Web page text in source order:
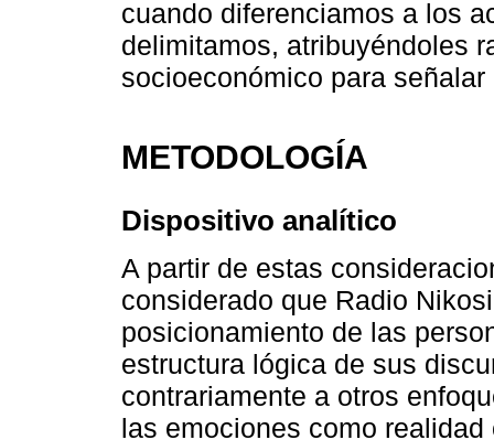
cuando diferenciamos a los
delimitamos, atribuyéndoles
socioeconómico para
METODOLOGÍA
Dispositivo analítico
A partir de estas
considerado que Radio
posicionamiento de las
estructura lógica de sus
contrariamente a otros
las emociones como